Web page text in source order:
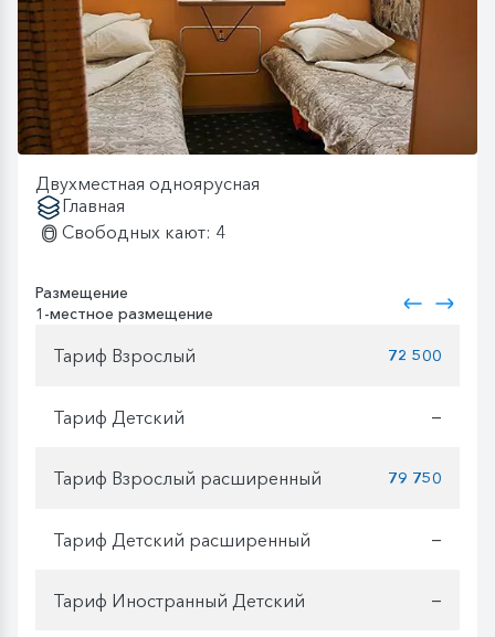
Двухместная одноярусная
Главная
Свободных кают: 4
Размещение
1-местное размещение
Тариф Взрослый 72 500
Тариф Детский —
Тариф Взрослый расширенный 79 750
Тариф Детский расширенный —
Тариф Иностранный Детский —